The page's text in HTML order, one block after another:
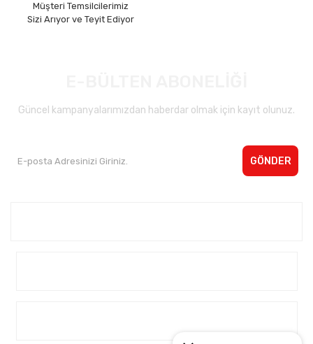
Müşteri Temsilcilerimiz
Sizi Arıyor ve Teyit Ediyor
Güncel kampanyalarımızdan haberdar olmak için kayıt olunuz.
GÖNDER